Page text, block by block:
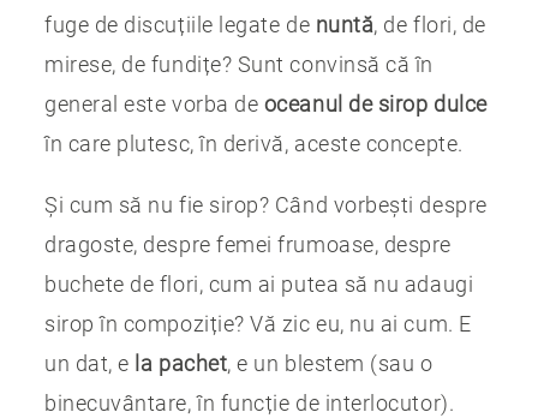
fuge de discuțiile legate de nuntă, de flori, de
mirese, de fundițe? Sunt convinsă că în
general este vorba de oceanul de sirop dulce
în care plutesc, în derivă, aceste concepte.
Și cum să nu fie sirop? Când vorbești despre
dragoste, despre femei frumoase, despre
buchete de flori, cum ai putea să nu adaugi
sirop în compoziție? Vă zic eu, nu ai cum. E
un dat, e la pachet, e un blestem (sau o
binecuvântare, în funcție de interlocutor).